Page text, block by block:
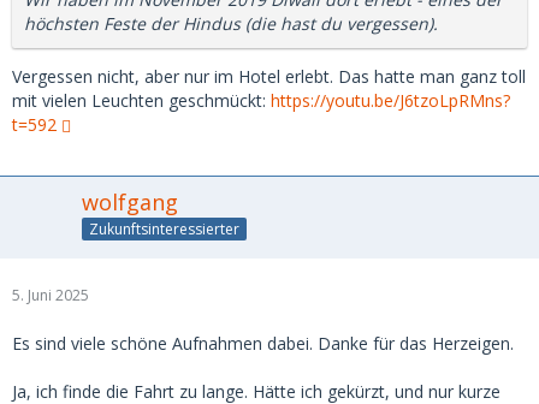
höchsten Feste der Hindus (die hast du vergessen).
Vergessen nicht, aber nur im Hotel erlebt. Das hatte man ganz toll
mit vielen Leuchten geschmückt: https://youtu.be/J6tzoLpRMns?
t=592
wolfgang
Zukunftsinteressierter
5. Juni 2025
Es sind viele schöne Aufnahmen dabei. Danke für das Herzeigen.
Ja, ich finde die Fahrt zu lange. Hätte ich gekürzt, und nur kurze